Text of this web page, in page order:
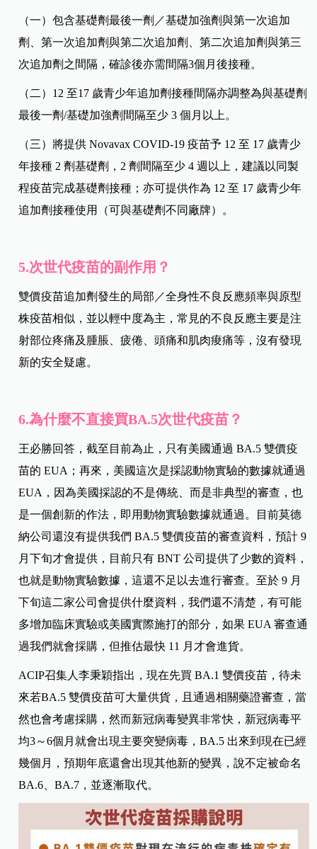
（一）包含基礎劑最後一劑／基礎加強劑與第一次追加
劑、第一次追加劑與第二次追加劑、第二次追加劑與第三
次追加劑之間隔，確診後亦需間隔3個月後接種。
（二）12 至17 歲青少年追加劑接種間隔亦調整為與基礎劑
最後一劑/基礎加強劑間隔至少 3 個月以上。
（三）將提供 Novavax COVID-19 疫苗予 12 至 17 歲青少
年接種 2 劑基礎劑，2 劑間隔至少 4 週以上，建議以同製
程疫苗完成基礎劑接種；亦可提供作為 12 至 17 歲青少年
追加劑接種使用（可與基礎劑不同廠牌）。
5.次世代疫苗的副作用？
雙價疫苗追加劑發生的局部／全身性不良反應頻率與原型
株疫苗相似，並以輕中度為主，常見的不良反應主要是注
射部位疼痛及腫脹、疲倦、頭痛和肌肉痠痛等，沒有發現
新的安全疑慮。
6.為什麼不直接買BA.5次世代疫苗？
王必勝回答，截至目前為止，只有美國通過 BA.5 雙價疫
苗的 EUA；再來，美國這次是採認動物實驗的數據就通過
EUA，因為美國採認的不是傳統、而是非典型的審查，也
是一個創新的作法，即用動物實驗數據就通過。
目前莫德
納公司還沒有提供我們 BA.5 雙價疫苗的審查資料，預計 9
月下旬才會提供，目前只有 BNT 公司提供了少數的資料，
也就是動物實驗數據，這還不足以去進行審查。至於 9 月
下旬這二家公司會提供什麼資料，我們還不清楚，有可能
多增加臨床實驗或美國實際施打的部分，如果 EUA 審查通
過我們就會採購，但推估最快 11 月才會進貨。
ACIP召集人李秉穎指出，現在先買BA.1雙價疫苗，待未
來若BA.5雙價疫苗可大量供貨，且通過相關藥證審查，當
然也會考慮採購，然而新冠病毒變異非常快，新冠病毒平
均3～6個月就會出現主要突變病毒，BA.5 出來到現在已經
幾個月，預期年底還會出現其他新的變異，說不定被命名
BA.6、BA.7， 並逐漸取代。